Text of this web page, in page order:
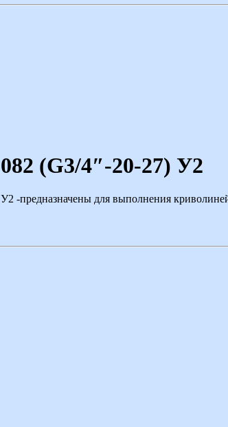
(G3/4″-20-27) У2
-предназначены для выполнения